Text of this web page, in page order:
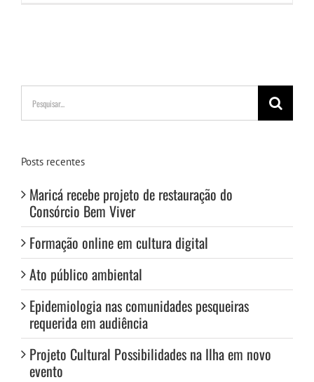
Buscar
resultados
para:
Posts recentes
Maricá recebe projeto de restauração do
Consórcio Bem Viver
Formação online em cultura digital
Ato público ambiental
Epidemiologia nas comunidades pesqueiras
requerida em audiência
Projeto Cultural Possibilidades na Ilha em novo
evento